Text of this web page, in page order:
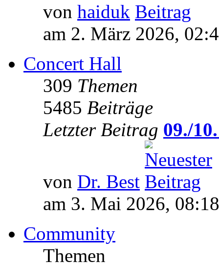
von haiduk
am 2. März 2026,
Concert Hall
309 Themen
5485 Beiträge
Letzter Beitrag 09./
von Dr. Best
am 3. Mai 2026, 08:18
Community
Themen